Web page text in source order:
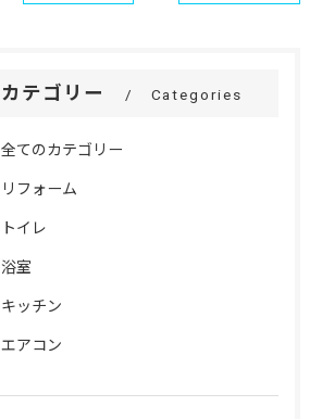
カテゴリー Categories
全てのカテゴリー
リフォーム
トイレ
浴室
キッチン
エアコン